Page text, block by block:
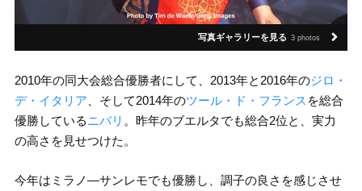
写真ギャラリーを見る 3 photos
2010年の同大会総合優勝者にして、2013年と2016年のジロ・
デ・イタリア 、そして2014年のツール・ド・フランス を総合
優勝しているニバリ 。昨年のブエルタでも総合2位と、実力
の高さを見せつけた。
今年はミラノ―サンレモでも優勝し、調子の良さを感じさせ